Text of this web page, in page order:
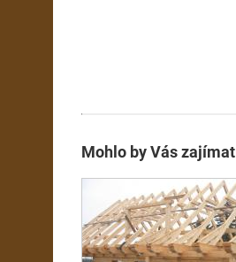
Mohlo by Vás zajímat